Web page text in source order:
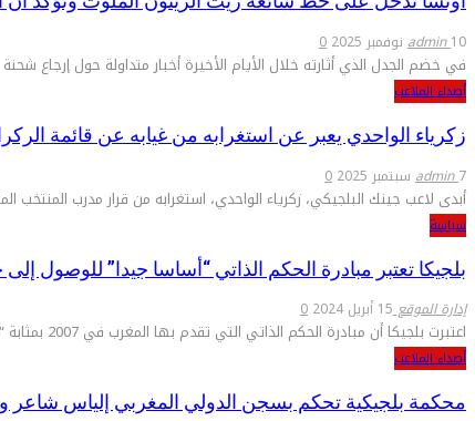
admin10 نوفمبر 2025 0
في خضم الجدل الذي أثارته خلال الأيام الأخيرة أخبار متداولة حول إرجاع
أصداء الملاعب
زكرياء الواحدي يعبر عن استغرابه من غيابه عن قائمة
admin7 سبتمبر 2025 0
أبدى لاعب جينك البلجيكي، زكرياء الواحدي، استغرابه من قرار مدرب المنتخب
سياسة
بلجيكا تعتبر مبادرة الحكم الذاتي “أساسا جيدا” للوصول
إدارة الموقع15 أبريل 2024 0
اعتبرت بلجيكا أن مبادرة الحكم الذاتي التي تقدم بها المغرب في 2007 بمثابة “مجهود جدي وذي مصداقية من قبل المغرب وأساس…
أصداء الملاعب
محكمة بلجيكية تحكم بسجن الدولي المغربي إلياس شاعر